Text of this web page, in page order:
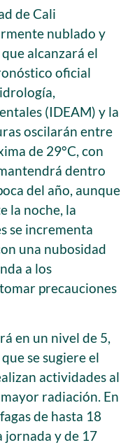
de Cali
nublado y
alcanzará el
oficial
(IDEAM) y la
oscilarán entre
de 29°C, con
dentro
del año, aunque
la noche, la
se incrementa
una nubosidad
a los
precauciones
en un nivel de 5,
se sugiere el
actividades al
radiación. En
de hasta 18
y de 17